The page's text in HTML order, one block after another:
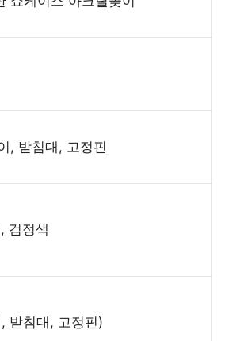
, 받침대, 고정핀
검정색
받침대, 고정핀)